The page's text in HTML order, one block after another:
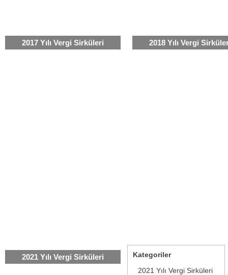
2017 Yılı Vergi Sirküleri 2018 Yılı Vergi
2021 Yılı Vergi Sirküleri
Kategoriler
2021 Yılı Vergi Sirküleri